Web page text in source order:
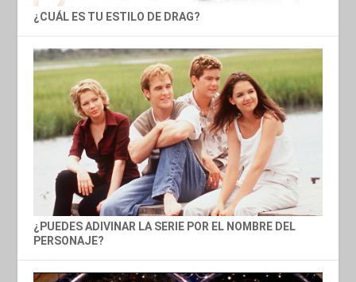
¿CUÁL ES TU ESTILO DE DRAG?
¿PUEDES ADIVINAR LA SERIE POR EL NOMBRE DEL
PERSONAJE?